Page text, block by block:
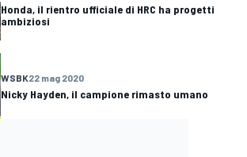
Honda, il rientro ufficiale di HRC ha progetti
ambiziosi
WSBK22 mag 2020
Nicky Hayden, il campione rimasto umano